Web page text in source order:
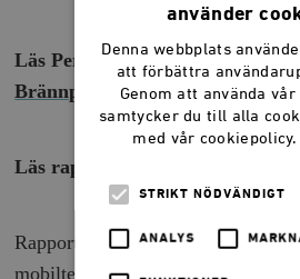
Läs Per Nilssons och Lydiah
Brännpunkt
Läs rapporten som e-bok!
Rapporten finns även tillgänglig
mobiltelefoner i det öppna
använder
Denna webbplats
att förbättra
Genom att använda
samtycker du till alla
med vår cookiepolicy.
STRIKT NÖDVÄNDIGT
ANALYS